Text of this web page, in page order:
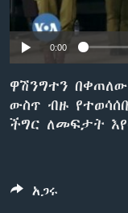
0:00
ዋሽንግተን
ውስጥ ብዙ
ችግር ለመፍታት
አጋሩ